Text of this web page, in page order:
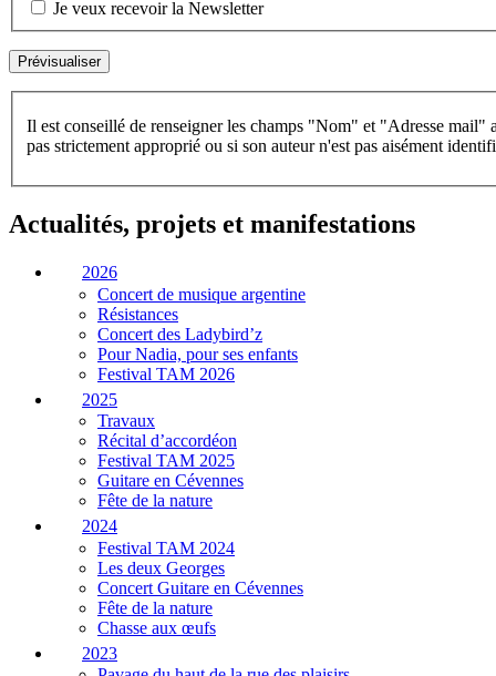
Je veux recevoir la Newsletter
Il est conseillé de renseigner les champs "Nom" et "Adresse mail"
pas strictement approprié ou si son auteur n'est pas aisément
Actualités, projets et manifestations
2026
Concert de musique argentine
Résistances
Concert des Ladybird’z
Pour Nadia, pour ses enfants
Festival TAM 2026
2025
Travaux
Récital d’accordéon
Festival TAM 2025
Guitare en Cévennes
Fête de la nature
2024
Festival TAM 2024
Les deux Georges
Concert Guitare en Cévennes
Fête de la nature
Chasse aux œufs
2023